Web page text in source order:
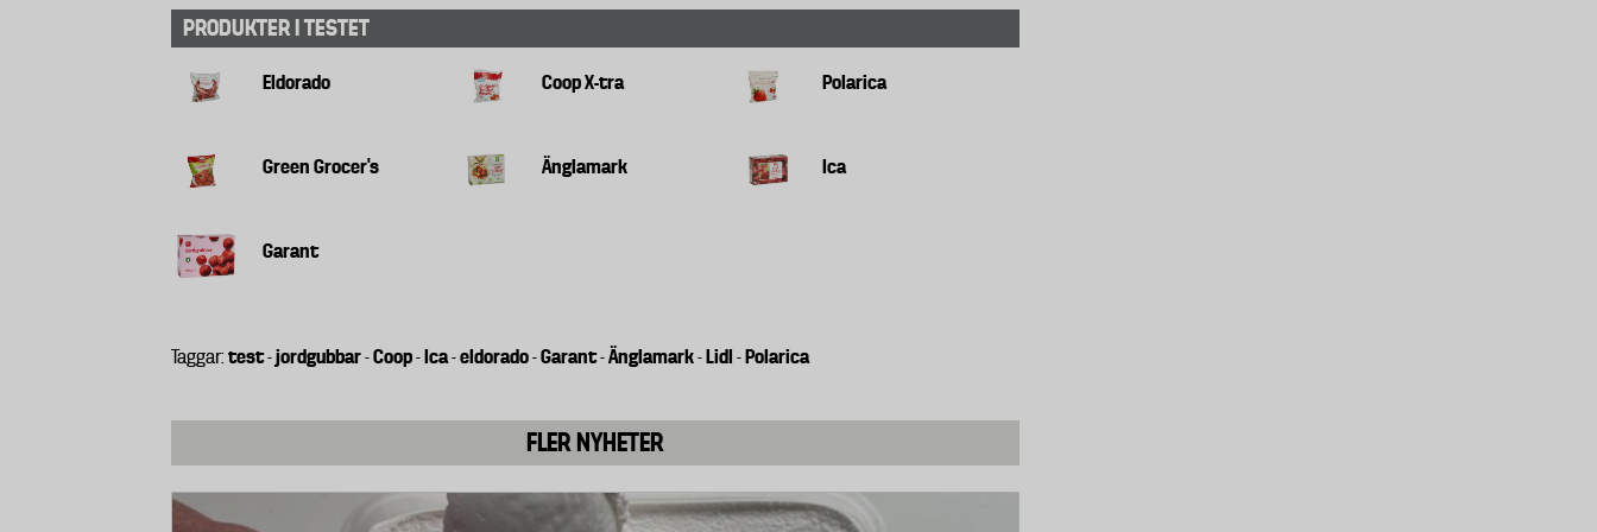
Ett förslag på kriterier togs fram men stoppades med hänvisning till att man ville göra en
konsekvensanalys av vad förslaget skulle innebära. Enligt uppgift ska pressen varit stor
från tillverkarna av bekämpningsmedel. Den europeiska växtskyddsindustrin skickade
igenom. Listan bestod av 37 bekämpningsmedel till ett totalt marknadsvärde av 36
I maj 2014 lämnade den dåvarande svenska regeringen in en stämningsansökan mot EU-
kommissionen för att ha fördröjt arbetet med att fasa ut hormonstörande ämnen. Flera
EU-kommissionen höll ett offentligt samråd om förslaget till nya kriterier där industrin,
organisationer och privatpersoner fick lämna sina synpunkter. Samrådet syftade till att
PRODUKTER I TESTET
Eldorado Coop X-tra Polarica
Green Grocer's Änglamark Ica
Garant
Taggar: test-jordgubbar-Coop-Ica-eldorado-Garant-Änglamark-Lidl -Polarica
FLER NYHETER